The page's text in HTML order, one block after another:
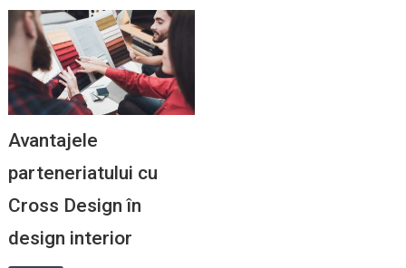
Avantajele
parteneriatului cu
Cross Design în
design interior